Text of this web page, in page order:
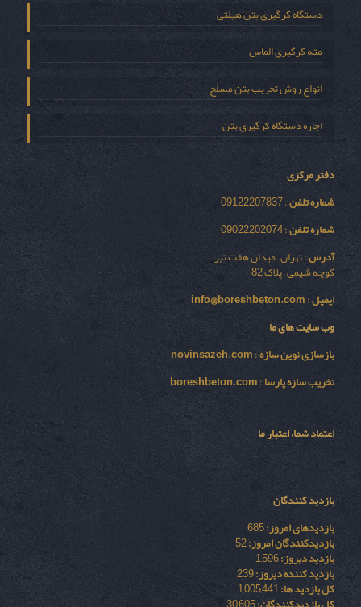
دستگاه کرگیری بتن هیلتی
مته کرگیری الماس
انواع روش تخریب بتن مسلح
اجاره دستگاه کرگیری بتن
دفتر مرکزی
شماره تلفن: 09122207837
شماره تلفن: 09022202074
آدرس: تهران – میدان هفت تیر
کوچه شیمی – پلاک 82
ایمیل:
info@boreshbeton.com
وب سایت های ما
بازسازی نوين سازه:
novinsazeh.com
تخریب سازه پارسا:
boreshbeton.com
اعتماد شما، اعتبار ما
بازدید کنندگان
بازدیدهای امروز:685
بازدیدکنندگان امروز:52
بازدید دیروز:1,596
بازدید کننده دیروز:239
کل بازدید ها:1,005,441